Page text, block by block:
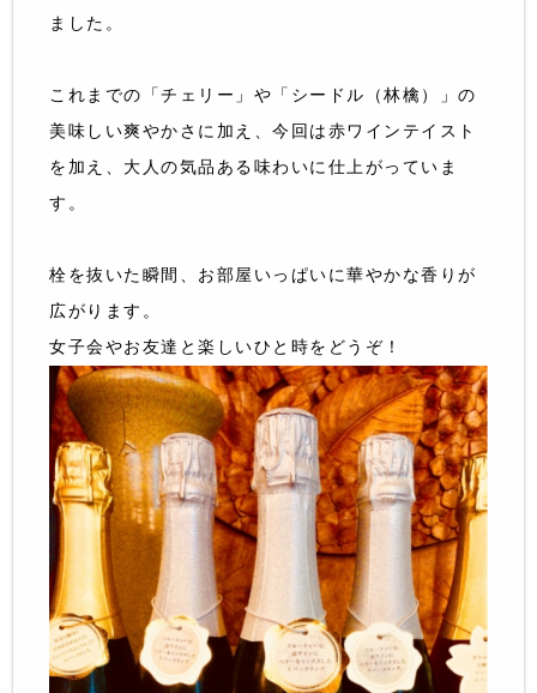
ました。
これまでの「チェリー」や「シードル（林檎）」の
美味しい爽やかさに加え、今回は赤ワインテイスト
を加え、大人の気品ある味わいに仕上がっていま
す。
栓を抜いた瞬間、お部屋いっぱいに華やかな香りが
広がります。
女子会やお友達と楽しいひと時をどうぞ！